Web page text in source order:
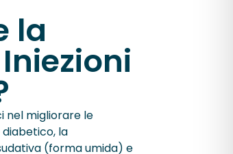
la
nel migliorare le
la
(forma umida) e